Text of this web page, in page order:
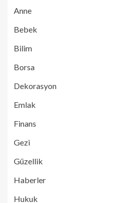
Anne
Bebek
Bilim
Borsa
Dekorasyon
Emlak
Finans
Gezi
Güzellik
Haberler
Hukuk